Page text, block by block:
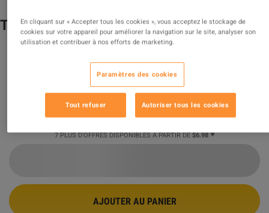
The Sims 4 - Basement Treasures Kit DLC
EA App CD Key
Vendu par eGames Empire
des évaluations 545054 sont
$6.98
7 PLUS D'OFFRES DISPONIBLES À PARTIR DE $6.98
AJOUTER AU PANIER
En cliquant sur « Accepter tous les cookies », vous acceptez le stockage de
cookies sur votre appareil pour améliorer la navigation sur le site, analyser son
utilisation et contribuer à nos efforts de marketing.
Paramètres des cookies
Tout refuser Autoriser tous les cookies